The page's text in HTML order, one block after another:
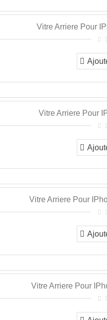
Vitre Arriere Pour
Vitre Arriere Pour
Vitre Arriere Pour
Vitre Arriere Pour